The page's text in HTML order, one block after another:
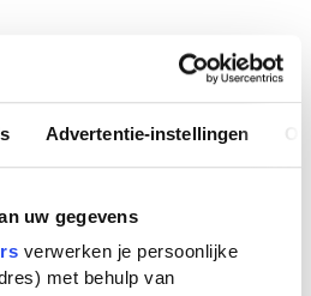
Advertentie-instellingen
uw gegevens
verwerken je persoonlijke
met behulp van
door Fabian